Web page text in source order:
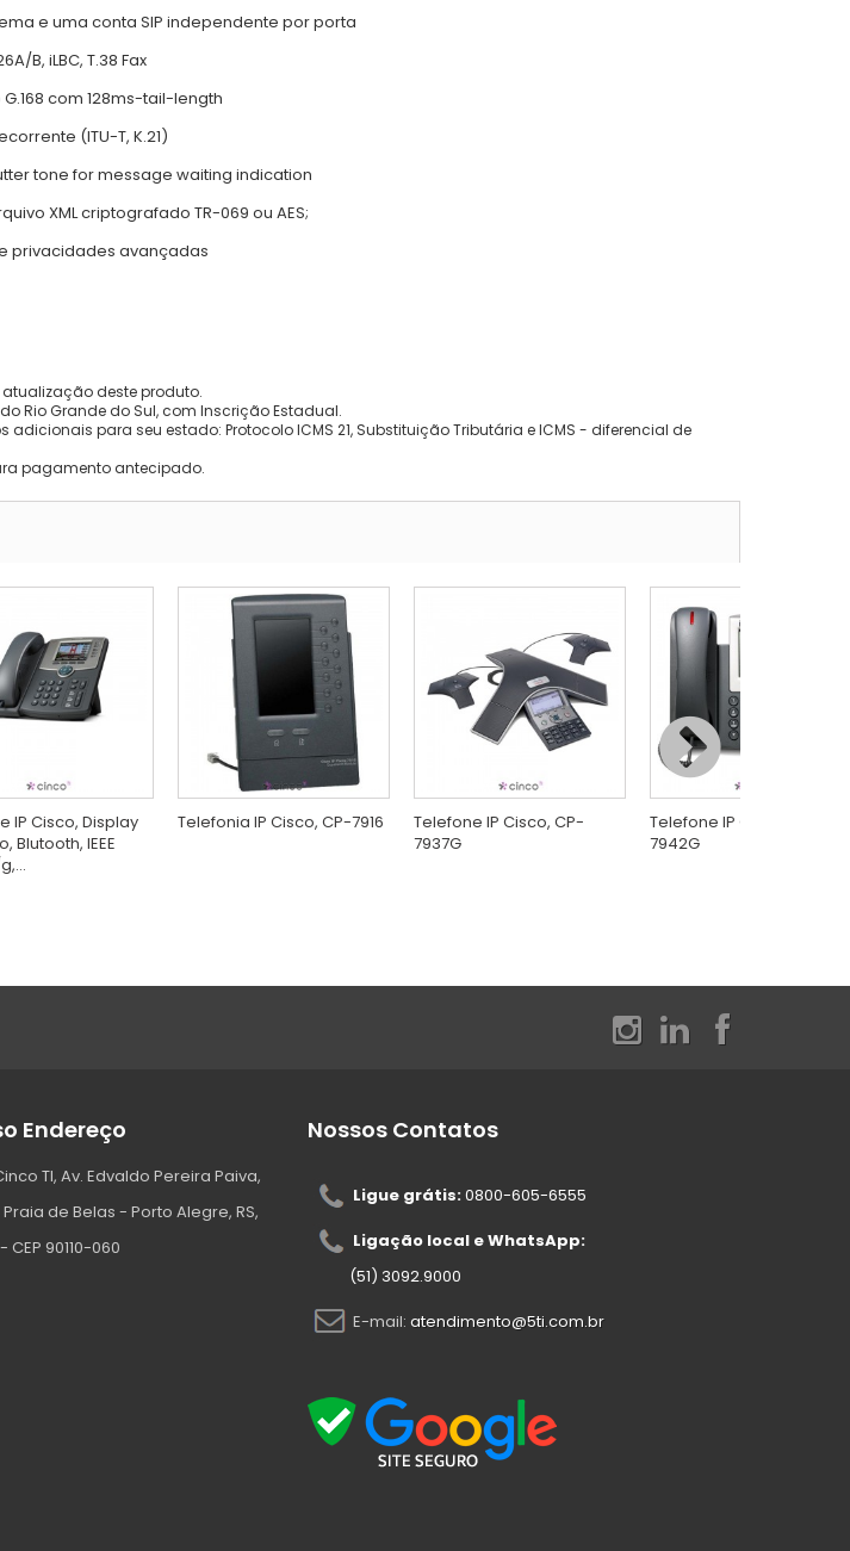
e uma conta SIP independente por porta
B, iLBC, T.38 Fax
com 128ms-tail-length
(ITU-T, K.21)
tone for message waiting indication
XML criptografado TR-069 ou AES;
e privacidades avançadas
deste produto.
Rio Grande do Sul, com Inscrição Estadual.
para seu estado: Protocolo ICMS 21, Substituição Tributária e ICMS - diferencial de
pagamento antecipado.
IP Cisco, Display
Blutooth, IEEE
Telefonia IP Cisco, CP-7916
Telefone IP Cisco, CP-
7937G
Telefone IP Cisco, CP-
7942G
Endereço
TI, Av. Edvaldo Pereira Paiva,
Praia de Belas - Porto Alegre, RS,
CEP 90110-060
Nossos Contatos
Ligue grátis:0800-605-6555
Ligação local e WhatsApp:
(51) 3092.9000
E-mail: atendimento@5ti.com.br